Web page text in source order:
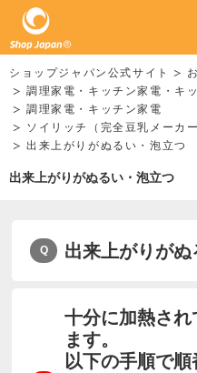
ショップジャパン公式サイト
調理家電・キッチン家電・キ
調理家電・キッチン家電
ソイリッチ（完全豆乳メーカ
出来上がりがぬるい・泡立つ
出来上がりがぬるい・泡立つ
出来上がりが
十分に加熱され
ます。
以下の手順で順